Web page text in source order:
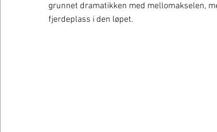
grunnet dramatikken med mellomakselen,
fjerdeplass i den løpet.